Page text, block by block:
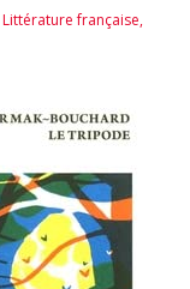
Littérature française,